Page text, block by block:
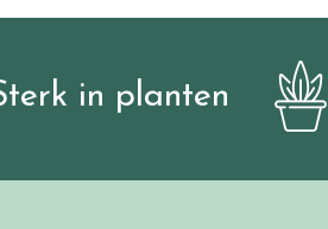
in planten